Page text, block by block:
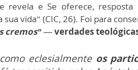
revela e Se oferece,
vida” (CIC, 26). Foi para
cremos” —verdades
eclesialmente os